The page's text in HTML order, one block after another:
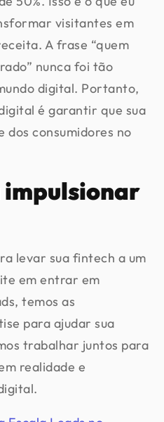
visitantes em
A frase “quem
nunca foi tão
digital. Portanto,
é garantir que sua
consumidores no
levar sua fintech a um
em entrar em
temos as
para ajudar sua
trabalhar juntos para
realidade e